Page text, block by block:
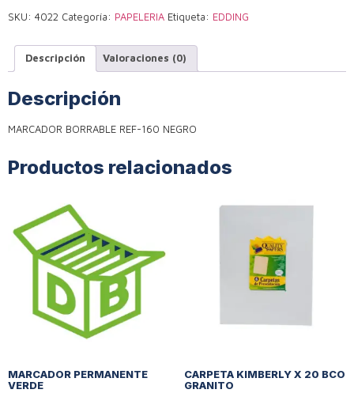
SKU: 4022 Categoría: PAPELERIA Etiqueta: EDDING
Descripción Valoraciones (0)
Descripción
MARCADOR BORRABLE REF-160 NEGRO
Productos relacionados
MARCADOR PERMANENTE
VERDE
CARPETA KIMBERLY X 20 BCO
GRANITO